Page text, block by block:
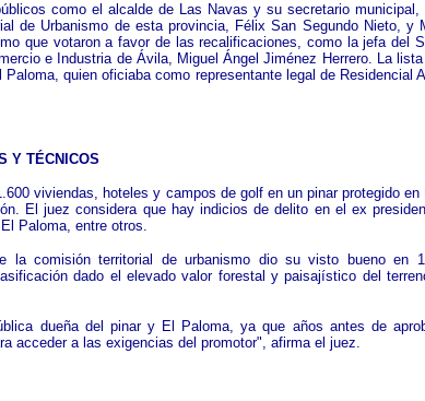
como el alcalde de Las Navas y su secretario
de Urbanismo de esta provincia, Félix San Segundo Nieto, y
que votaron a favor de las recalificaciones, como la jefa del
e Industria de Ávila, Miguel Ángel Jiménez Herrero. La
quien oficiaba como representante legal de
Y TÉCNICOS
viviendas, hoteles y campos de golf en un pinar protegido
El juez considera que hay indicios de delito en el ex
Paloma, entre otros.
la comisión territorial de urbanismo dio su visto bueno en
dado el elevado valor forestal y paisajístico del
dueña del pinar y El Paloma, ya que años antes de
acceder a las exigencias del promotor", afirma el juez.